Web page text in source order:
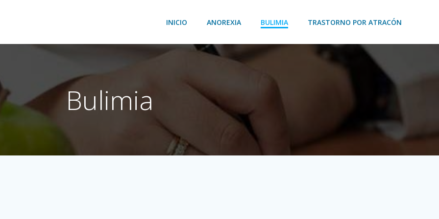
INICIO ANOREXIA BULIMIA TRASTORNO POR ATRACÓN
Bulimia